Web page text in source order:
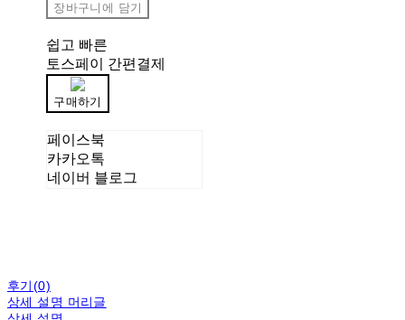
장바구니에 담기
쉽고 빠른
토스페이 간편결제
구매하기
페이스북
카카오톡
네이버 블로그
후기(0)
상세 설명 머리글